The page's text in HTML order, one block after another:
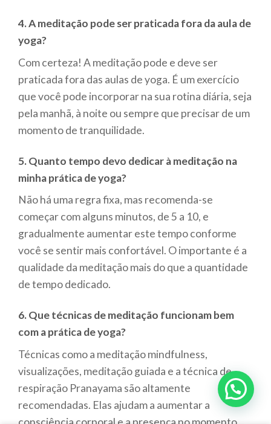
4. A meditação pode ser praticada fora da aula de
yoga?
Com certeza! A meditação pode e deve ser
praticada fora das aulas de yoga. É um exercício
que você pode incorporar na sua rotina diária, seja
pela manhã, à noite ou sempre que precisar de um
momento de tranquilidade.
5. Quanto tempo devo dedicar à meditação na
minha prática de yoga?
Não há uma regra fixa, mas recomenda-se
começar com alguns minutos, de 5 a 10, e
gradualmente aumentar este tempo conforme
você se sentir mais confortável. O importante é a
qualidade da meditação mais do que a quantidade
de tempo dedicado.
6. Que técnicas de meditação funcionam bem
com a prática de yoga?
Técnicas como a meditação mindfulness,
visualizações, meditação guiada e a técnica de
respiração Pranayama são altamente
recomendadas. Elas ajudam a aumentar a